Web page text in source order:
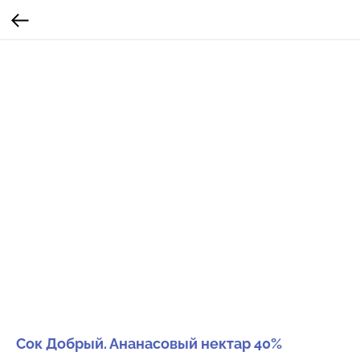
Сок Добрый. Ананасовый нектар 40%